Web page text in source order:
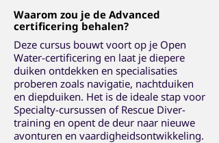
Waarom zou je de Advanced
certificering behalen?
Deze cursus bouwt voort op je Open
Water-certificering en laat je diepere
duiken ontdekken en specialisaties
proberen zoals navigatie, nachtduiken
en diepduiken. Het is de ideale stap voor
Specialty-cursussen of Rescue Diver-
training en opent de deur naar nieuwe
avonturen en vaardigheidsontwikkeling.